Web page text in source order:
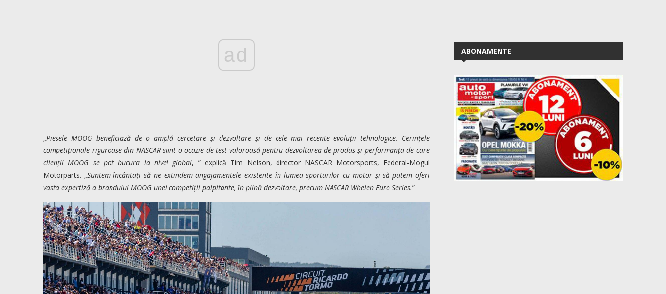
ad
„Piesele MOOG beneficiază de o amplă cercetare și dezvoltare și de cele mai recente evoluții tehnologice. Cerințele
competiționale riguroase din NASCAR sunt o ocazie de test valoroasă pentru dezvoltarea de produs și performanța de care
clienții MOOG se pot bucura la nivel global, ” explică Tim Nelson, director NASCAR Motorsports, Federal-Mogul
Motorparts. „Suntem încântați să ne extindem angajamentele existente în lumea sporturilor cu motor și să putem oferi
vasta expertiză a brandului MOOG unei competiții palpitante, în plină dezvoltare, precum NASCAR Whelen Euro Series.”
ABONAMENTE